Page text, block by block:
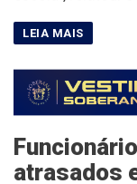
atrasados